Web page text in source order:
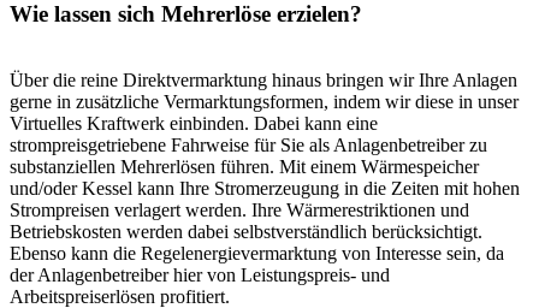
Wie lassen sich Mehrerlöse erzielen?
Über die reine Direktvermarktung hinaus bringen wir Ihre Anlagen
gerne in zusätzliche Vermarktungsformen, indem wir diese in unser
Virtuelles Kraftwerk einbinden. Dabei kann eine
strompreisgetriebene Fahrweise für Sie als Anlagenbetreiber zu
substanziellen Mehrerlösen führen. Mit einem Wärmespeicher
und/oder Kessel kann Ihre Stromerzeugung in die Zeiten mit hohen
Strompreisen verlagert werden. Ihre Wärmerestriktionen und
Betriebskosten werden dabei selbstverständlich berücksichtigt.
Ebenso kann die Regelenergievermarktung von Interesse sein, da
der Anlagenbetreiber hier von Leistungspreis- und
Arbeitspreiserlösen profitiert.